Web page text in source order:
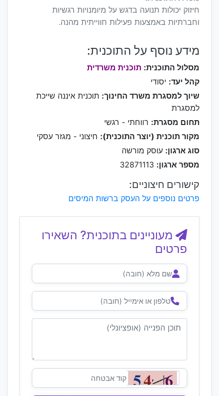
חיזוק יכולות תנועה בדגש על מיומנויות רגשיות
וחברתיות באמצעות פעילות חווייתית מהנה.
מידע נוסף על התוכנית:
מסלול התוכנית: תוכנית משרדית
קהל יעד: יסודי
שיוך למסגרת משרד החינוך: תוכנית איננה שייכת
למסגרת
תחום מסגרת: רווחתי - רגשי
מקור תוכנית (יוצר התוכנית): חיצוני - מגזר עסקי
סוג ארגון: עוסק מורשה
מספר ארגון:
קישורים חיצוניים:
פרטים נוספים על העסק ברשות המיסים
מעוניינים בתוכנית? השאירו
פרטים